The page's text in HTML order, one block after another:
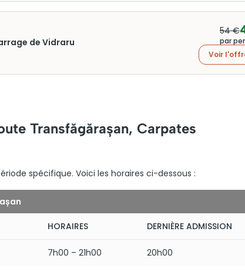
de Vidraru
54 €
par
Voir
Transfăgărașan, Carpates
spécifique. Voici les horaires ci-dessous :
HORAIRES DERNIÈRE ADMISSION
7h00 – 21h00 20h00